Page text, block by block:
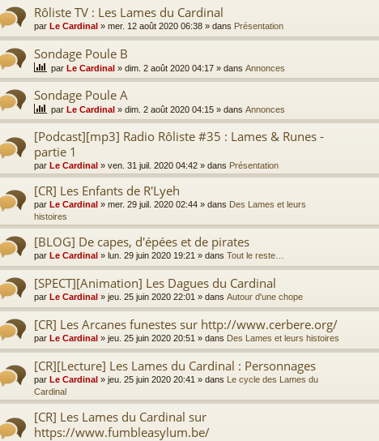
Rôliste TV : Les Lames du Cardinal
par Le Cardinal » mer. 12 août 2020 06:38 » dans Présentation
Sondage Poule B
par Le Cardinal » dim. 2 août 2020 04:17 » dans Annonces
Sondage Poule A
par Le Cardinal » dim. 2 août 2020 04:15 » dans Annonces
[Podcast][mp3] Radio Rôliste #35 : Lames & Runes -
partie 1
par Le Cardinal » ven. 31 juil. 2020 04:42 » dans Présentation
[CR] Les Enfants de R'Lyeh
par Le Cardinal » mer. 29 juil. 2020 02:44 » dans Des Lames et leurs
histoires
[BLOG] De capes, d'épées et de pirates
par Le Cardinal » lun. 29 juin 2020 19:21 » dans Tout le reste…
[SPECT][Animation] Les Dagues du Cardinal
par Le Cardinal » jeu. 25 juin 2020 22:01 » dans Autour d'une chope
[CR] Les Arcanes funestes sur http://www.cerbere.org/
par Le Cardinal » jeu. 25 juin 2020 20:51 » dans Des Lames et leurs histoires
[CR][Lecture] Les Lames du Cardinal : Personnages
par Le Cardinal » jeu. 25 juin 2020 20:41 » dans Le cycle des Lames du
Cardinal
[CR] Les Lames du Cardinal sur
https://www.fumbleasylum.be/